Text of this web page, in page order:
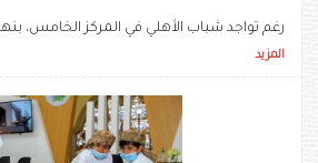
رغم تواجد شباب الأهلي في المركز الخامس،
المزيد